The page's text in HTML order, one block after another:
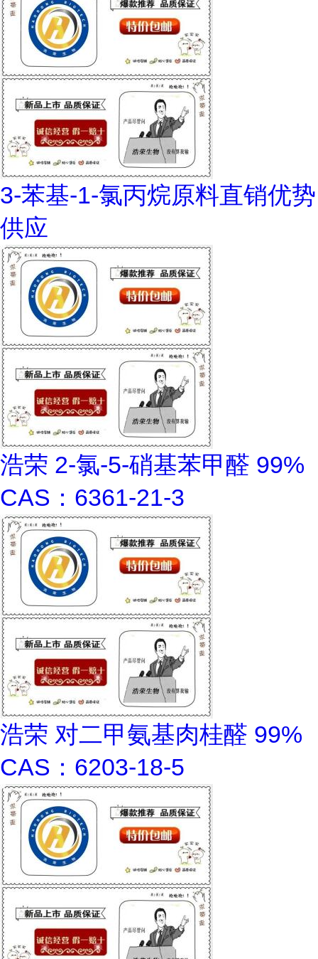
3-苯基-1-氯丙烷原料直销优势
供应
浩荣 2-氯-5-硝基苯甲醛 99%
CAS：6361-21-3
浩荣 对二甲氨基肉桂醛 99%
CAS：6203-18-5